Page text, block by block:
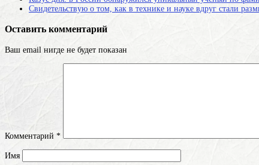
Свидетельствую о том, как в технике и науке вдруг стали
Оставить комментарий
Ваш email нигде не будет показан
Комментарий *
Имя